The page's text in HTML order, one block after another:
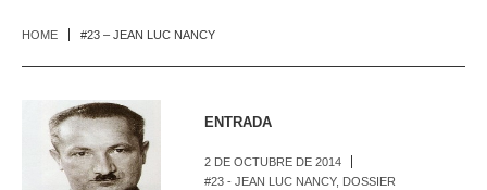
HOME #23 – JEAN LUC NANCY
ENTRADA
2 DE OCTUBRE DE 2014
#23 - JEAN LUC NANCY, DOSSIER